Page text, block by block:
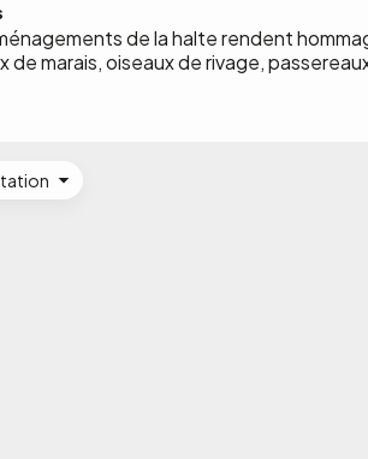
de la halte rendent
de marais, oiseaux de rivage,